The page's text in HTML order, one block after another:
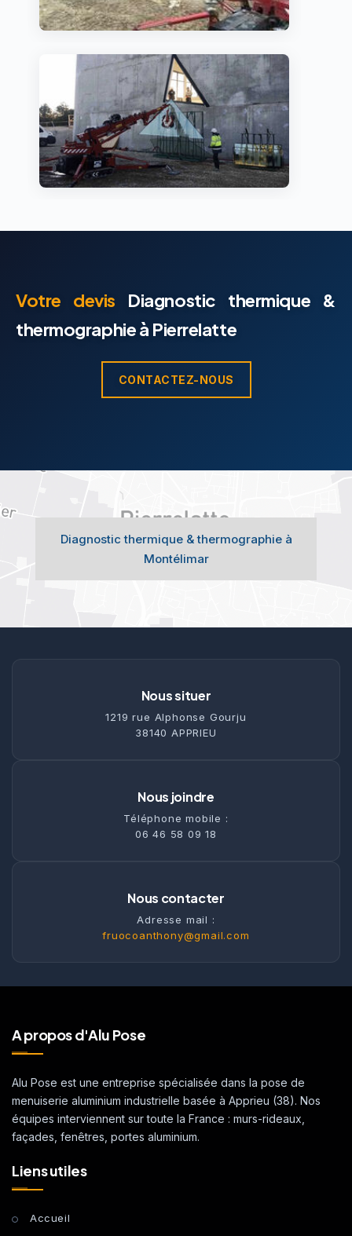
Votre devis Diagnostic thermique &
thermographie à Pierrelatte
CONTACTEZ-NOUS
Diagnostic thermique & thermographie à
Montélimar
Nous situer
1219 rue Alphonse Gourju
38140 APPRIEU
Nous joindre
Téléphone mobile :
06 46 58 09 18
Nous contacter
Adresse mail :
fruocoanthony@gmail.com
A propos d'Alu Pose
Alu Pose est une entreprise spécialisée dans la pose de
menuiserie aluminium industrielle basée à Apprieu (38). Nos
équipes interviennent sur toute la France : murs-rideaux,
façades, fenêtres, portes aluminium.
Liens utiles
Accueil